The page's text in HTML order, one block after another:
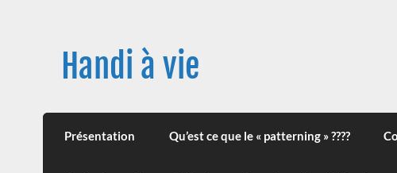
Handi à vie
Une image positive du handicap, en France et à
leur impact sur la santé (mon histoire est dans le
Présentation Qu’est ce que le « patterning » ????